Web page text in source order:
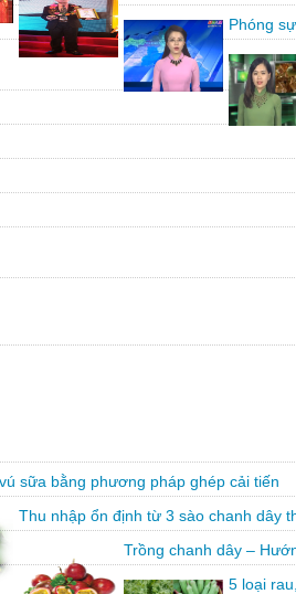
Phóng
sữa bằng phương pháp ghép cải tiến
Thu nhập ổn định từ 3 sào chanh dây
Trồng chanh dây –
5 loại